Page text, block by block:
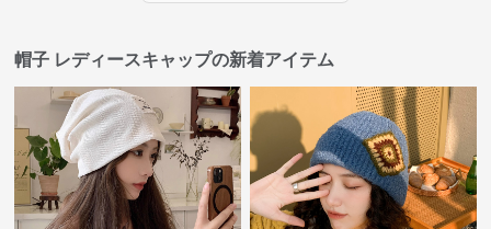
帽子 レディースキャップの新着アイテム